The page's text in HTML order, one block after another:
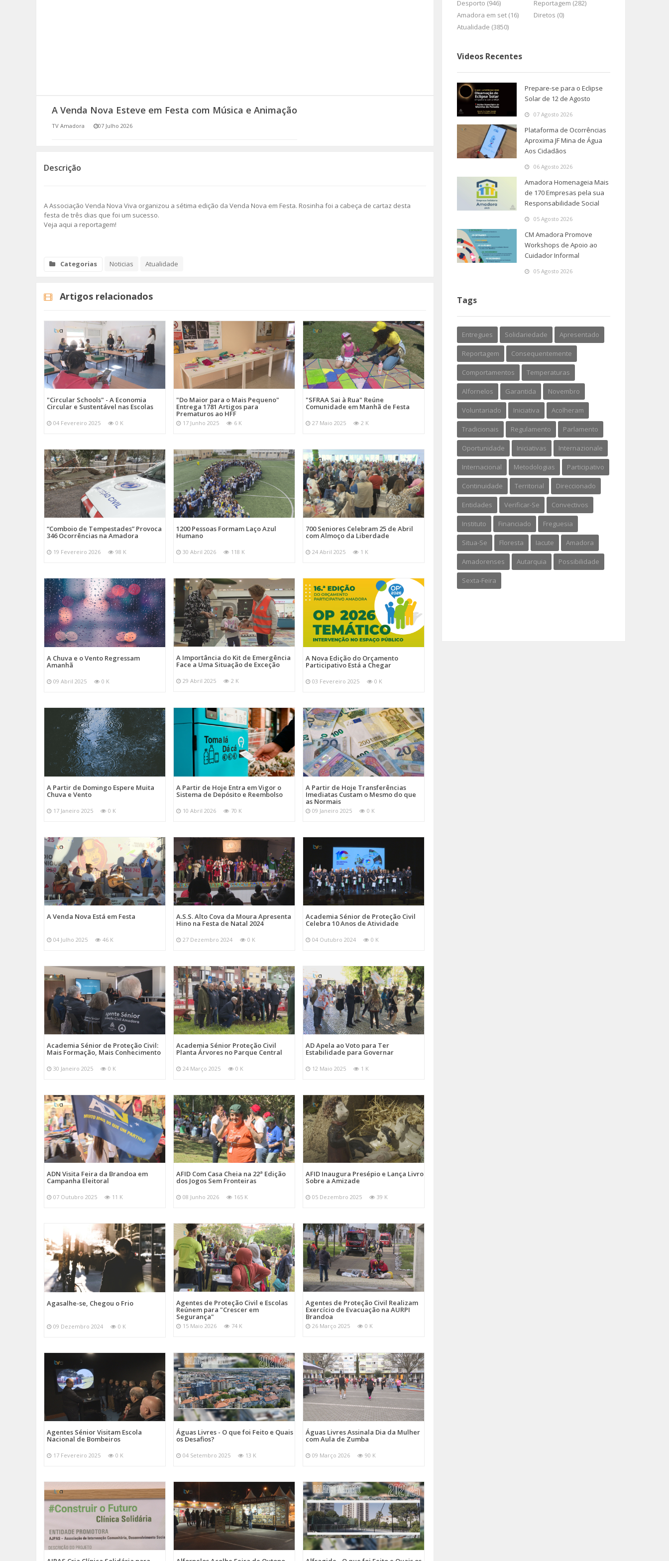
(RE) PENSAMENTOS
A Venda Nova Esteve em Festa com Música e Animação
TV Amadora 07 Julho 2026
Descrição
A Associação Venda Nova Viva organizou a sétima edição da Venda Nova em Festa. Rosinha foi a cabeça de cartaz desta
festa de três dias que foi um sucesso.
Veja aqui a reportagem!
Categorias Noticias Atualidade
Artigos relacionados
"Circular Schools" - A Economia
Circular e Sustentável nas Escolas
04 Fevereiro 2025 0 K
"Do Maior para o Mais Pequeno"
Entrega 1781 Artigos para
Prematuros ao HFF
17 Junho 2025 6 K
"SFRAA Sai à Rua" Reúne
Comunidade em Manhã de Festa
27 Maio 2025 2 K
“Comboio de Tempestades” Provoca
346 Ocorrências na Amadora
19 Fevereiro 2026 98 K
1200 Pessoas Formam Laço Azul
Humano
30 Abril 2026 118 K
700 Seniores Celebram 25 de Abril
com Almoço da Liberdade
24 Abril 2025 1 K
A Chuva e o Vento Regressam
Amanhã
09 Abril 2025 0 K
A Importância do Kit de Emergência
Face a Uma Situação de Exceção
29 Abril 2025 2 K
A Nova Edição do Orçamento
Participativo Está a Chegar
03 Fevereiro 2025 0 K
A Partir de Domingo Espere Muita
Chuva e Vento
17 Janeiro 2025 0 K
A Partir de Hoje Entra em Vigor o
Sistema de Depósito e Reembolso
10 Abril 2026 70 K
A Partir de Hoje Transferências
Imediatas Custam o Mesmo do que
as Normais
09 Janeiro 2025 0 K
A Venda Nova Está em Festa
04 Julho 2025 46 K
A.S.S. Alto Cova da Moura Apresenta
Hino na Festa de Natal 2024
27 Dezembro 2024 0 K
Academia Sénior de Proteção Civil
Celebra 10 Anos de Atividade
04 Outubro 2024 0 K
Academia Sénior de Proteção Civil:
Mais Formação, Mais Conhecimento
30 Janeiro 2025 0 K
Academia Sénior Proteção Civil
Planta Árvores no Parque Central
24 Março 2025 0 K
AD Apela ao Voto para Ter
Estabilidade para Governar
12 Maio 2025 1 K
ADN Visita Feira da Brandoa em
Campanha Eleitoral
07 Outubro 2025 11 K
AFID Com Casa Cheia na 22ª Edição
dos Jogos Sem Fronteiras
08 Junho 2026 165 K
AFID Inaugura Presépio e Lança Livro
Sobre a Amizade
05 Dezembro 2025 39 K
Agasalhe-se, Chegou o Frio
09 Dezembro 2024 0 K
Agentes de Proteção Civil e Escolas
Reúnem para "Crescer em
Segurança"
15 Maio 2026 74 K
Agentes de Proteção Civil Realizam
Exercício de Evacuação na AURPI
Brandoa
26 Março 2025 0 K
Agentes Sénior Visitam Escola
Nacional de Bombeiros
17 Fevereiro 2025 0 K
Águas Livres - O que foi Feito e Quais
os Desafios?
04 Setembro 2025 13 K
Águas Livres Assinala Dia da Mulher
com Aula de Zumba
09 Março 2026 90 K
Desporto (946)
Reportagem (282)
Amadora em set (16)
Diretos (0)
Atualidade (3850)
Videos Recentes
Prepare-se para o Eclipse
Solar de 12 de Agosto
07 Agosto 2026
Plataforma de Ocorrências
Aproxima JF Mina de Água
Aos Cidadãos
06 Agosto 2026
Amadora Homenageia Mais
de 170 Empresas pela sua
Responsabilidade Social
05 Agosto 2026
CM Amadora Promove
Workshops de Apoio ao
Cuidador Informal
05 Agosto 2026
Tags
Entregues Solidariedade Apresentado
Reportagem Consequentemente
Comportamentos Temperaturas
Alfornelos Garantida Novembro
Voluntariado Iniciativa Acolheram
Tradicionais Regulamento Parlamento
Oportunidade Iniciativas Internazionale
Internacional Metodologias Participativo
Continuidade Territorial Direccionado
Entidades Verificar-Se Convectivos
Instituto Financiado Freguesia
Situa-Se Floresta Iacute Amadora
Amadorenses Autarquia Possibilidade
Sexta-Feira